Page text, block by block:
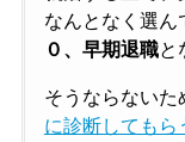
なんとなく選ん
０、早期退職と
そうならないた
に診断してもら